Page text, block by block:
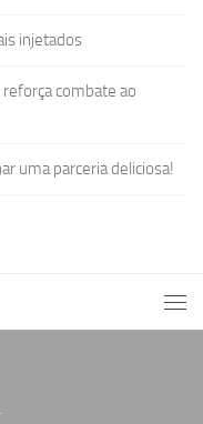
injetados
reforça combate ao
uma parceria deliciosa!